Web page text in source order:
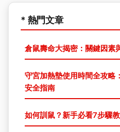
* 熱門文章
倉鼠壽命大揭密：關鍵因素
守宮加熱墊使用時間全攻略
安全指南
如何訓鼠？新手必看7步驟